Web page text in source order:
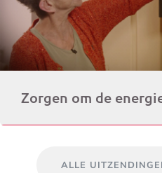
Zorgen om de
ALLE